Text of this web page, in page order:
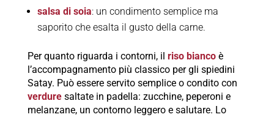
salsa di soia: un condimento semplice ma
saporito che esalta il gusto della carne.
Per quanto riguarda i contorni, il riso biancoè
l’accompagnamento più classico per gli spiedini
Satay. Può essere servito semplice o condito con
verduresaltate in padella: zucchine, peperoni e
melanzane, un contorno leggero e salutare. Lo